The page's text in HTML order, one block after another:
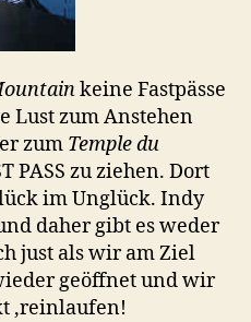
keine Fastpässe
Lust zum Anstehen
zum Temple du
PASS zu ziehen. Dort
im Unglück. Indy
daher gibt es weder
just als wir am Ziel
geöffnet und wir
‚reinlaufen!